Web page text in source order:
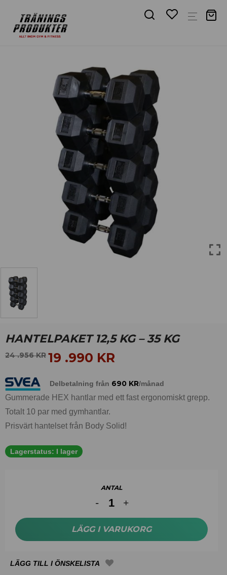
HANTELPAKET 12,5 KG – 35 KG
24 .956KR 19 .990 KR
Delbetalning från 690 KR/månad
Gummerade HEX hantlar med ett fast ergonomiskt grepp.
Totalt 10 par med gymhantlar.
Prisvärt hantelset från Body Solid!
Lagerstatus: I lager
ANTAL
LÄGG I VARUKORG